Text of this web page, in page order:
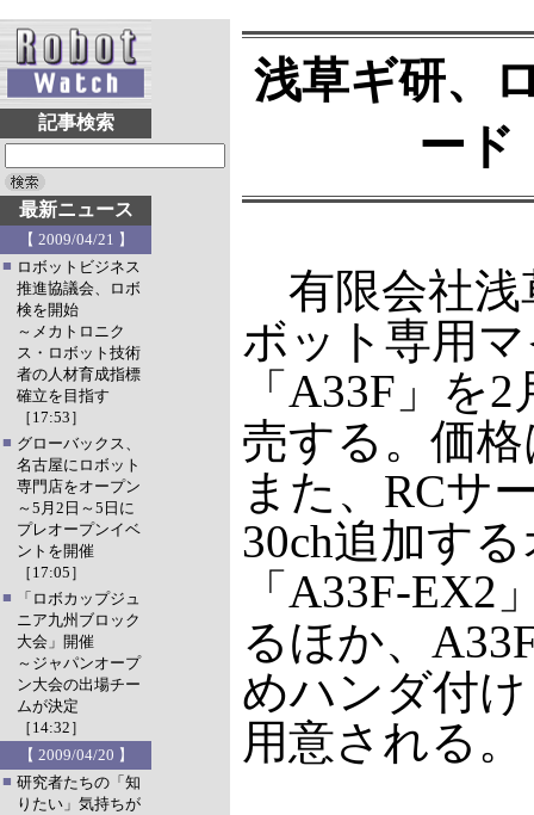
記事検索
最新ニュース
【 2009/04/21 】
■ ロボットビジネス
推進協議会、ロボ
検を開始
～メカトロニク
ス・ロボット技術
者の人材育成指標
確立を目指す
［17:53］
■ グローバックス、
名古屋にロボット
専門店をオープン
～5月2日～5日に
プレオープンイベ
ントを開催
［17:05］
■
「ロボカップジュ
ニア九州ブロック
大会」開催
～ジャパンオープ
ン大会の出場チー
ムが決定
［14:32］
【 2009/04/20 】
■ 研究者たちの「知
りたい」気持ちが
浅草ギ研、
ード
有限会社浅
ボット専用
「A33F」を
売する。価格
また、RCサ
30ch追加す
「A33F-EX2
るほか、
めハンダ付
用意される。